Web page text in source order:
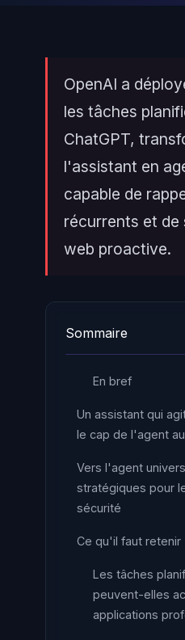
OpenAI a
les tâches
ChatGPT,
l'assistant en
capable de
récurrents et de
web proactive.
Sommaire
En bref
Un assistant qui
le cap de l'agent
Vers l'agent
stratégiques pour
sécurité
Ce qu'il faut retenir
Les tâches
peuvent-elles
applications